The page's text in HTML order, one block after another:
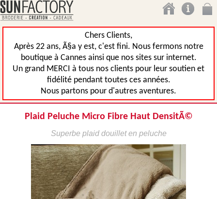
Chers Clients,
Après 22 ans, Ã§a y est, c'est fini. Nous fermons notre
boutique à Cannes ainsi que nos sites sur internet.
Un grand MERCI à tous nos clients pour leur soutien et
fidélité pendant toutes ces années.
Nous partons pour d'autres aventures.
Plaid Peluche Micro Fibre Haut DensitÃ©
Superbe plaid douillet en peluche